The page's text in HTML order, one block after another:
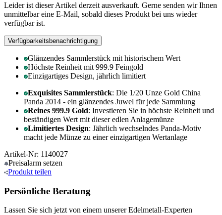
Leider ist dieser Artikel derzeit ausverkauft. Gerne senden wir Ihnen
unmittelbar eine E-Mail, sobald dieses Produkt bei uns wieder
verfügbar ist.
Verfügbarkeitsbenachrichtigung
Glänzendes Sammlerstück mit historischem Wert
Höchste Reinheit mit 999.9 Feingold
Einzigartiges Design, jährlich limitiert
Exquisites Sammlerstück: Die 1/20 Unze Gold China
Panda 2014 - ein glänzendes Juwel für jede Sammlung
Reines 999.9 Gold: Investieren Sie in höchste Reinheit und
beständigen Wert mit dieser edlen Anlagemünze
Limitiertes Design: Jährlich wechselndes Panda-Motiv
macht jede Münze zu einer einzigartigen Wertanlage
Artikel-Nr: 1140027
Preisalarm setzen
Produkt teilen
Persönliche Beratung
Lassen Sie sich jetzt von einem unserer Edelmetall-Experten